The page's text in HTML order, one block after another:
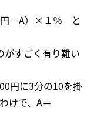
－A）×１％ と
がすごく有り難い
円に3分の10を掛
けで、A＝